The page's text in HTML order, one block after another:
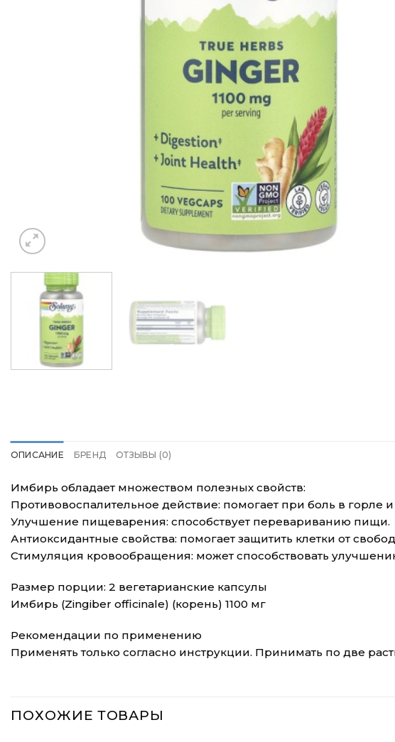
ОПИСАНИЕ БРЕНД ОТЗЫВЫ (0)
Имбирь обладает множеством полезных свойств:
Противовоспалительное действие: помогает при боль в горле и
Улучшение пищеварения: способствует перевариванию пищи.
Антиоксидантные свойства: помогает защитить клетки от
Стимуляция кровообращения: может способствовать
Размер порции: 2 вегетарианские капсулы
Имбирь (Zingiber officinale) (корень) 1100 мг
Рекомендации по применению
Применять только согласно инструкции. Принимать по две
ПОХОЖИЕ ТОВАРЫ